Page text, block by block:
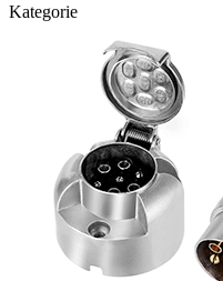
Kategorie